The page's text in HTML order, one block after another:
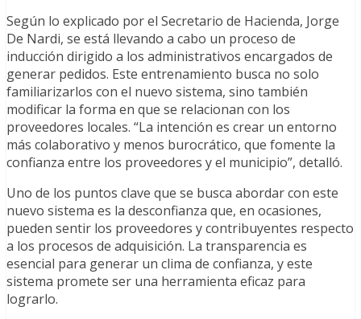
Según lo explicado por el Secretario de Hacienda, Jorge
De Nardi, se está llevando a cabo un proceso de
inducción dirigido a los administrativos encargados de
generar pedidos. Este entrenamiento busca no solo
familiarizarlos con el nuevo sistema, sino también
modificar la forma en que se relacionan con los
proveedores locales. “La intención es crear un entorno
más colaborativo y menos burocrático, que fomente la
confianza entre los proveedores y el municipio”, detalló.
Uno de los puntos clave que se busca abordar con este
nuevo sistema es la desconfianza que, en ocasiones,
pueden sentir los proveedores y contribuyentes respecto
a los procesos de adquisición. La transparencia es
esencial para generar un clima de confianza, y este
sistema promete ser una herramienta eficaz para
lograrlo.